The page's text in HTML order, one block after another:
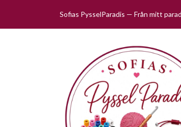
Sofias PysselParadis — Från mitt